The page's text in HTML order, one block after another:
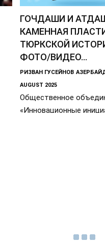
ГОЧДАШИ И
КАМЕННАЯ
ТЮРКСКОЙ
ФОТО/ВИДЕО...
РИЗВАН ГУСЕЙНОВ
AUGUST 2025
Общественное
«Инновационные